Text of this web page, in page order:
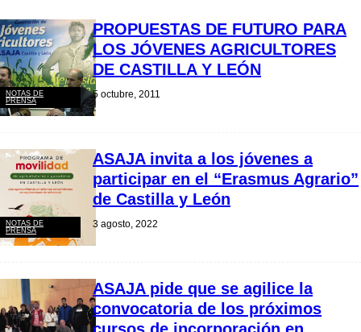
NOTAS DE
PRENSA
PROPUESTAS DE FUTURO PARA
LOS JÓVENES AGRICULTORES
DE CASTILLA Y LEÓN
5 octubre, 2011
NOTAS DE
PRENSA
ASAJA invita a los jóvenes a
participar en el “Erasmus Agrario”
de Castilla y León
3 agosto, 2022
ASAJA pide que se agilice la
convocatoria de los próximos